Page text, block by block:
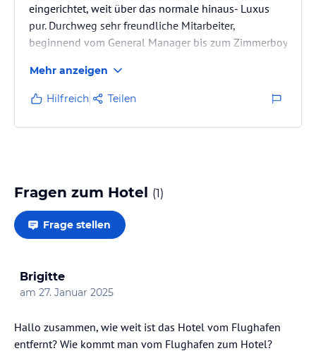
eingerichtet, weit über das normale hinaus- Luxus
pur. Durchweg sehr freundliche Mitarbeiter,
beginnend vom General Manager bis zum Zimmerboy
Mehr anzeigen
Hilfreich Teilen
Fragen zum Hotel (1)
Frage stellen
Brigitte
am 27. Januar 2025
Hallo zusammen, wie weit ist das Hotel vom Flughafen